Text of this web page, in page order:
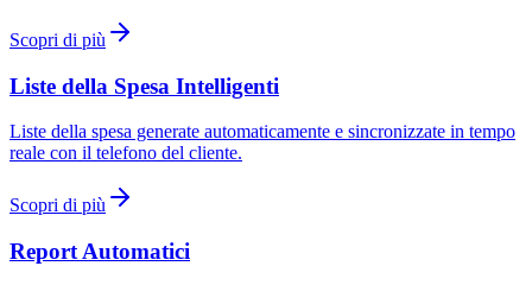
Scopri di più
Liste della Spesa Intelligenti
Liste della spesa generate automaticamente e sincronizzate in tempo
reale con il telefono del cliente.
Scopri di più
Report Automatici